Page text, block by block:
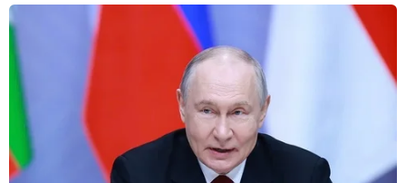
04/08/2026 14:56
Israel và Hội đồng Hòa bình thảo
luận giải giáp vũ khí tại Gaza
04/08/2026 05:06